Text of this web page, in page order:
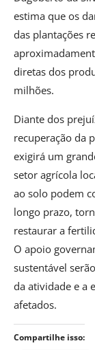
estima que os
das plantações
diretas dos
milhões.
Diante dos
recuperação da
exigirá um
setor agrícola
ao solo podem
longo prazo,
restaurar a
O apoio
sustentável
da atividade e a
afetados.
Compartilhe isso: